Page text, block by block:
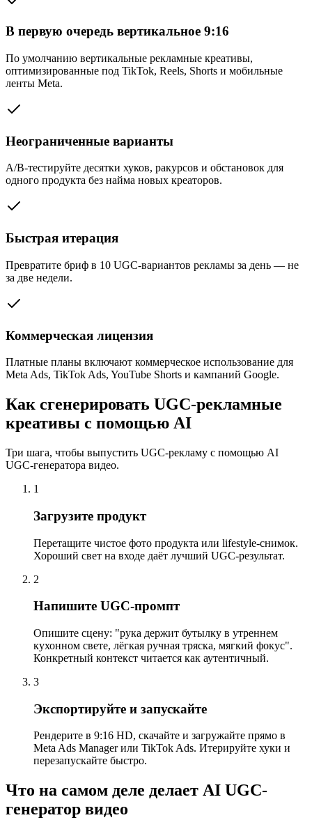
В первую очередь вертикальное 9:16
По умолчанию вертикальные рекламные креативы,
оптимизированные под TikTok, Reels, Shorts и мобильные
ленты Meta.
Неограниченные варианты
A/B-тестируйте десятки хуков, ракурсов и обстановок для
одного продукта без найма новых креаторов.
Быстрая итерация
Превратите бриф в 10 UGC-вариантов рекламы за день — не
за две недели.
Коммерческая лицензия
Платные планы включают коммерческое использование для
Meta Ads, TikTok Ads, YouTube Shorts и кампаний Google.
Как сгенерировать UGC-рекламные
креативы с помощью AI
Три шага, чтобы выпустить UGC-рекламу с помощью AI
UGC-генератора видео.
1
Загрузите продукт
Перетащите чистое фото продукта или lifestyle-снимок.
Хороший свет на входе даёт лучший UGC-результат.
2
Напишите UGC-промпт
Опишите сцену: "рука держит бутылку в утреннем
кухонном свете, лёгкая ручная тряска, мягкий фокус".
Конкретный контекст читается как аутентичный.
3
Экспортируйте и запускайте
Рендерите в 9:16 HD, скачайте и загружайте прямо в
Meta Ads Manager или TikTok Ads. Итерируйте хуки и
перезапускайте быстро.
Что на самом деле делает AI UGC-
генератор видео